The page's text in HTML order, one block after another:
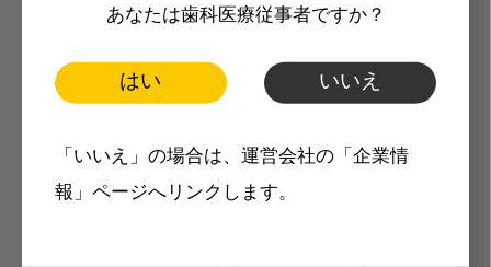
あなたは歯科医療従事者ですか？
はい いいえ
「いいえ」の場合は、運営会社の「企業情
報」ページへリンクします。
製品価格も閲覧可能